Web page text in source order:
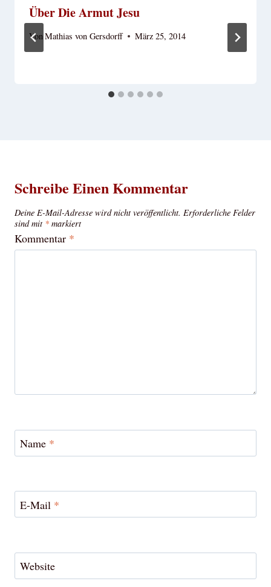
Über Die Armut Jesu
VonMathias von Gersdorff März 25, 2014
Schreibe Einen Kommentar
Deine E-Mail-Adresse wird nicht veröffentlicht. Erforderliche Felder
sind mit * markiert
Kommentar *
Name *
E-Mail *
Website